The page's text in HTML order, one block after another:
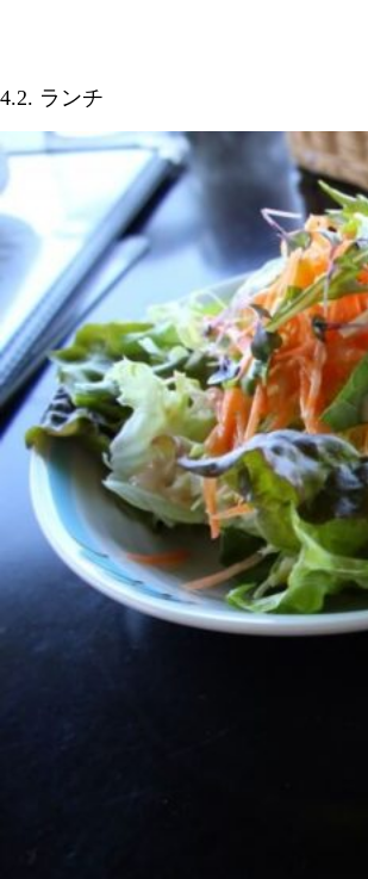
4.2. ランチ